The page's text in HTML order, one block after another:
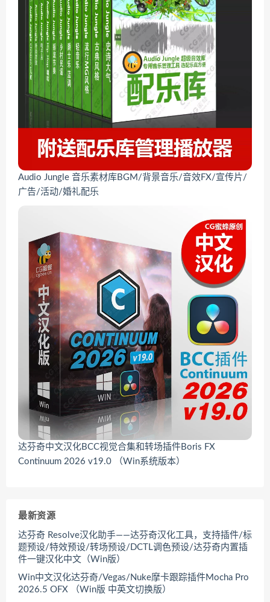
Audio Jungle 音乐素材库BGM/背景音乐/音效FX/宣传片/
广告/活动/婚礼配乐
达芬奇中文汉化BCC视觉合集和转场插件Boris FX
Continuum 2026 v19.0 （Win系统版本）
最新资源
达芬奇 Resolve汉化助手——达芬奇汉化工具，支持插件/标
题预设/特效预设/转场预设/DCTL调色预设/达芬奇内置插
件一键汉化中文（Win版）
Win中文汉化达芬奇/Vegas/Nuke摩卡跟踪插件Mocha Pro
2026.5 OFX （Win版 中英文切换版）